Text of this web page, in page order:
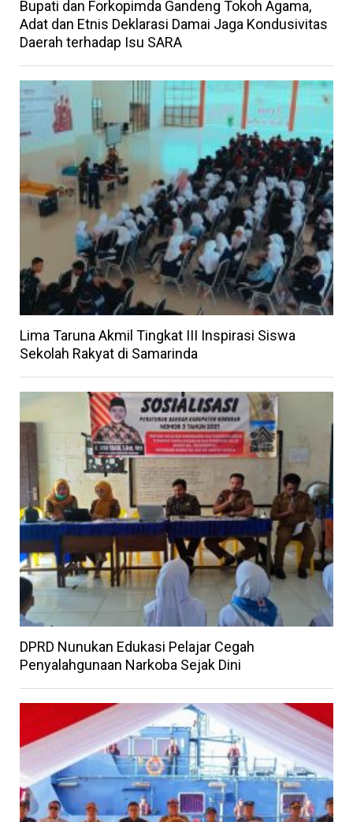
Bupati dan Forkopimda Gandeng Tokoh Agama,
Adat dan Etnis Deklarasi Damai Jaga Kondusivitas
Daerah terhadap Isu SARA
Lima Taruna Akmil Tingkat III Inspirasi Siswa
Sekolah Rakyat di Samarinda
DPRD Nunukan Edukasi Pelajar Cegah
Penyalahgunaan Narkoba Sejak Dini